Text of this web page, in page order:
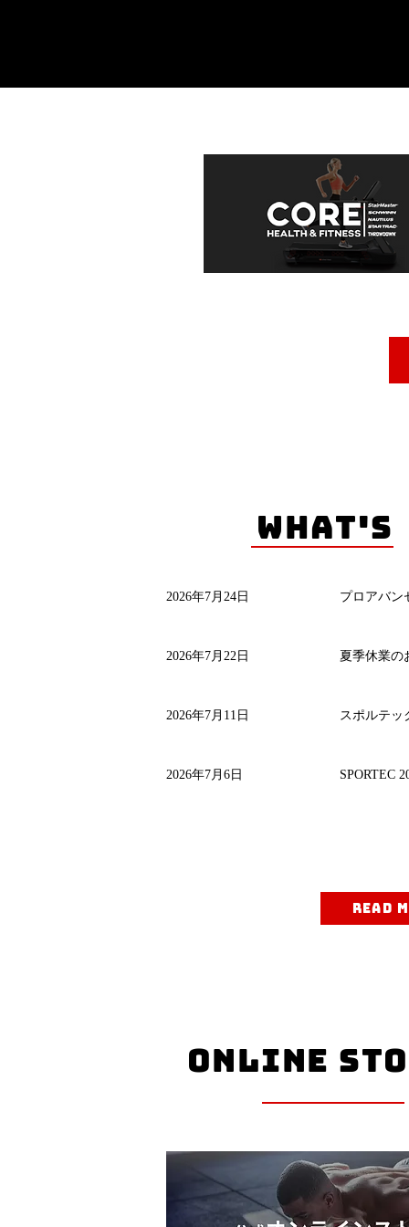
WHAT'S
2026年7月24日 プロアバン
2026年7月22日 夏季休業の
2026年7月11日 スポルテッ
2026年7月6日 SPORTEC
READ
ONLINE